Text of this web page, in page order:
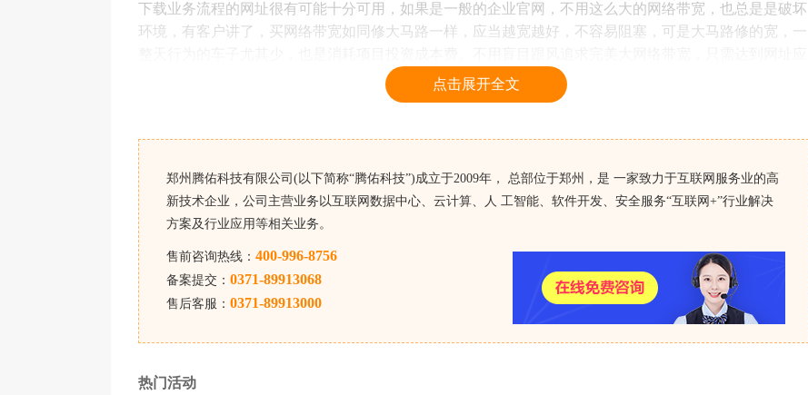
下载业务流程的网址很有可能十分可用，如果是一般的企业官网，不用这么大的网络带宽，也总是是破坏
环境，有客户讲了，买网络带宽如同修大马路一样，应当越宽越好，不容易阻塞，可是大马路修的宽，一
户而言，挪动主机房便是性价比高最大的挑选，而针对这些不宜应用的客户而言，毫无疑问有别的性价比
高高些的挑选。
点击展开全文
郑州腾佑科技有限公司(以下简称“腾佑科技”)成立于2009年， 总部位于郑州，是 一家致力于互联网服务业的高
新技术企业，公司主营业务以互联网数据中心、云计算、人 工智能、软件开发、安全服务“互联网+”行业解决
方案及行业应用等相关业务。
售前咨询热线： 400-996-8756
备案提交： 0371-89913068
售后客服： 0371-89913000
热门活动